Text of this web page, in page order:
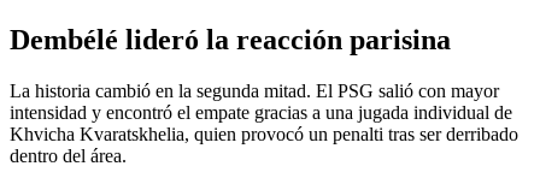
Dembélé lideró la reacción parisina
La historia cambió en la segunda mitad. El PSG salió con mayor
intensidad y encontró el empate gracias a una jugada individual de
Khvicha Kvaratskhelia, quien provocó un penalti tras ser derribado
dentro del área.